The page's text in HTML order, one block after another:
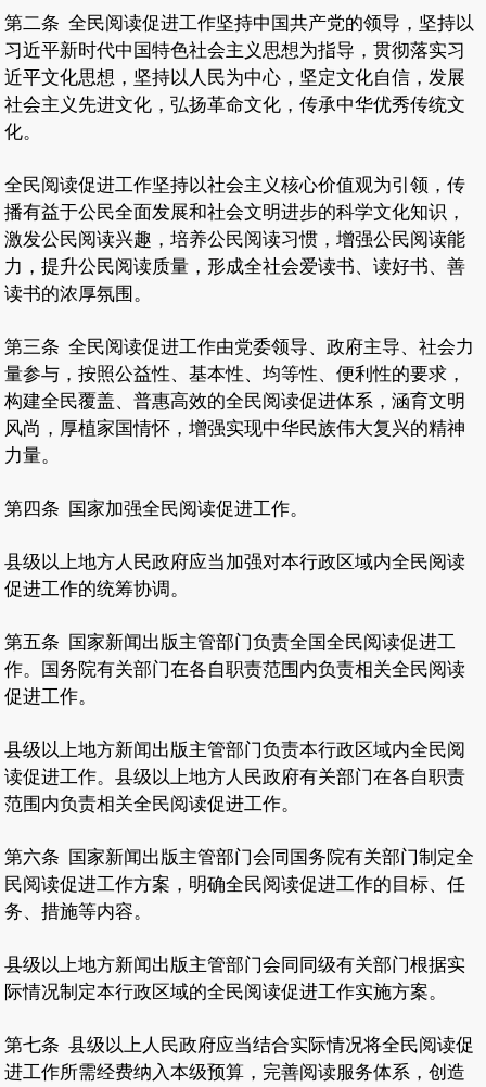
第二条 全民阅读促进工作坚持中国共产党的领导，坚持以
习近平新时代中国特色社会主义思想为指导，贯彻落实习
近平文化思想，坚持以人民为中心，坚定文化自信，发展
社会主义先进文化，弘扬革命文化，传承中华优秀传统文
化。
全民阅读促进工作坚持以社会主义核心价值观为引领，传
播有益于公民全面发展和社会文明进步的科学文化知识，
激发公民阅读兴趣，培养公民阅读习惯，增强公民阅读能
力，提升公民阅读质量，形成全社会爱读书、读好书、善
读书的浓厚氛围。
第三条 全民阅读促进工作由党委领导、政府主导、社会力
量参与，按照公益性、基本性、均等性、便利性的要求，
构建全民覆盖、普惠高效的全民阅读促进体系，涵育文明
风尚，厚植家国情怀，增强实现中华民族伟大复兴的精神
力量。
第四条 国家加强全民阅读促进工作。
县级以上地方人民政府应当加强对本行政区域内全民阅读
促进工作的统筹协调。
第五条
国家新闻出版主管部门负责全国全民阅读促进工
作。国务院有关部门在各自职责范围内负责相关全民阅读
促进工作。
县级以上地方新闻出版主管部门负责本行政区域内全民阅
读促进工作。县级以上地方人民政府有关部门在各自职责
范围内负责相关全民阅读促进工作。
第六条
国家新闻出版主管部门会同国务院有关部门制定全
民阅读促进工作方案，明确全民阅读促进工作的目标、任
务、措施等内容。
县级以上地方新闻出版主管部门会同同级有关部门根据实
际情况制定本行政区域的全民阅读促进工作实施方案。
第七条 县级以上人民政府应当结合实际情况将全民阅读促
进工作所需经费纳入本级预算，完善阅读服务体系，创造